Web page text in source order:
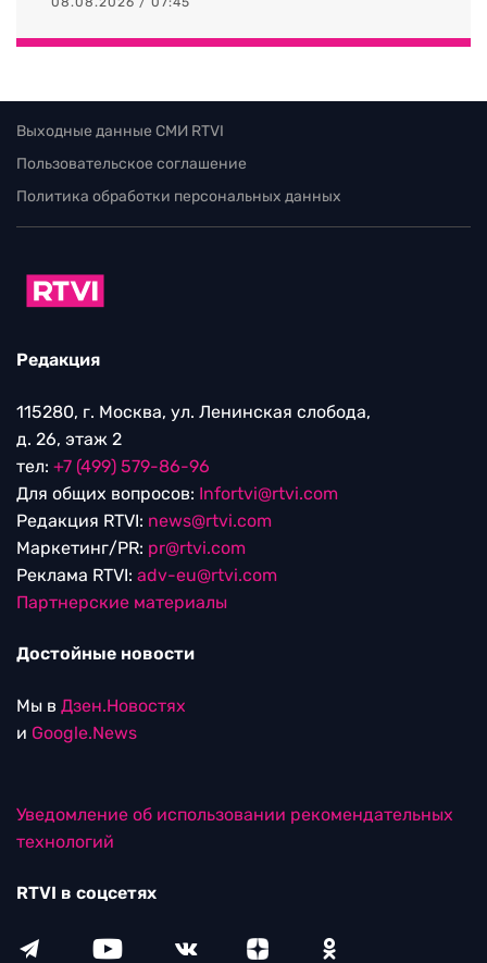
Выходные данные СМИ RTVI
Пользовательское соглашение
Политика обработки персональных данных
Редакция
115280, г. Москва, ул. Ленинская слобода,
д. 26, этаж 2
тел: +7 (499) 579-86-96
Для общих вопросов: Infortvi@rtvi.com
Редакция RTVI: news@rtvi.com
Маркетинг/PR: pr@rtvi.com
Реклама RTVI: adv-eu@rtvi.com
Партнерские материалы
Достойные новости
Мы в Дзен.Новостях
и Google.News
Уведомление об использовании рекомендательных
технологий
RTVI в соцсетях